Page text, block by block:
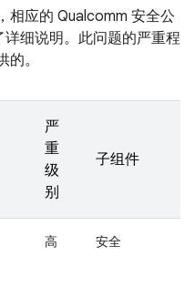
相应的 Qualcomm 安全公
细说明。此问题的严重程
。
严
重
级
别
子组件
高 安全